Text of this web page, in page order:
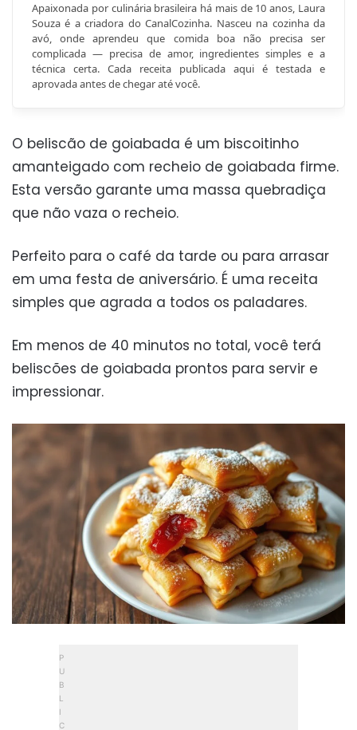
Apaixonada por culinária brasileira há mais de 10 anos, Laura
Souza é a criadora do CanalCozinha. Nasceu na cozinha da
avó, onde aprendeu que comida boa não precisa ser
complicada — precisa de amor, ingredientes simples e a
técnica certa. Cada receita publicada aqui é testada e
aprovada antes de chegar até você.
O beliscão de goiabada é um biscoitinho
amanteigado com recheio de goiabada firme.
Esta versão garante uma massa quebradiça
que não vaza o recheio.
Perfeito para o café da tarde ou para arrasar
em uma festa de aniversário. É uma receita
simples que agrada a todos os paladares.
Em menos de 40 minutos no total, você terá
beliscões de goiabada prontos para servir e
impressionar.